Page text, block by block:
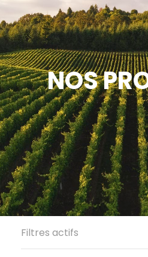
NOS
Filtres actifs